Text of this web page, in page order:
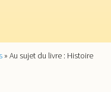
» Au sujet du livre : Histoire